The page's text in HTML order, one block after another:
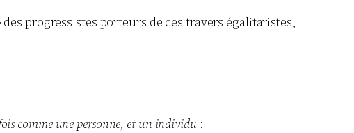
progressistes porteurs de ces travers égalitaristes,
comme une personne, et un individu: